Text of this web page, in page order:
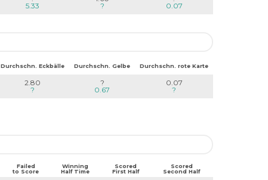
5.33
?
0.07
Durchschn. Eckbälle Durchschn. Gelbe Durchschn. rote Karte
2.80
?
?
0.67
0.07
?
Failed
to Score
Winning
Half Time
Scored
First Half
Scored
Second Half